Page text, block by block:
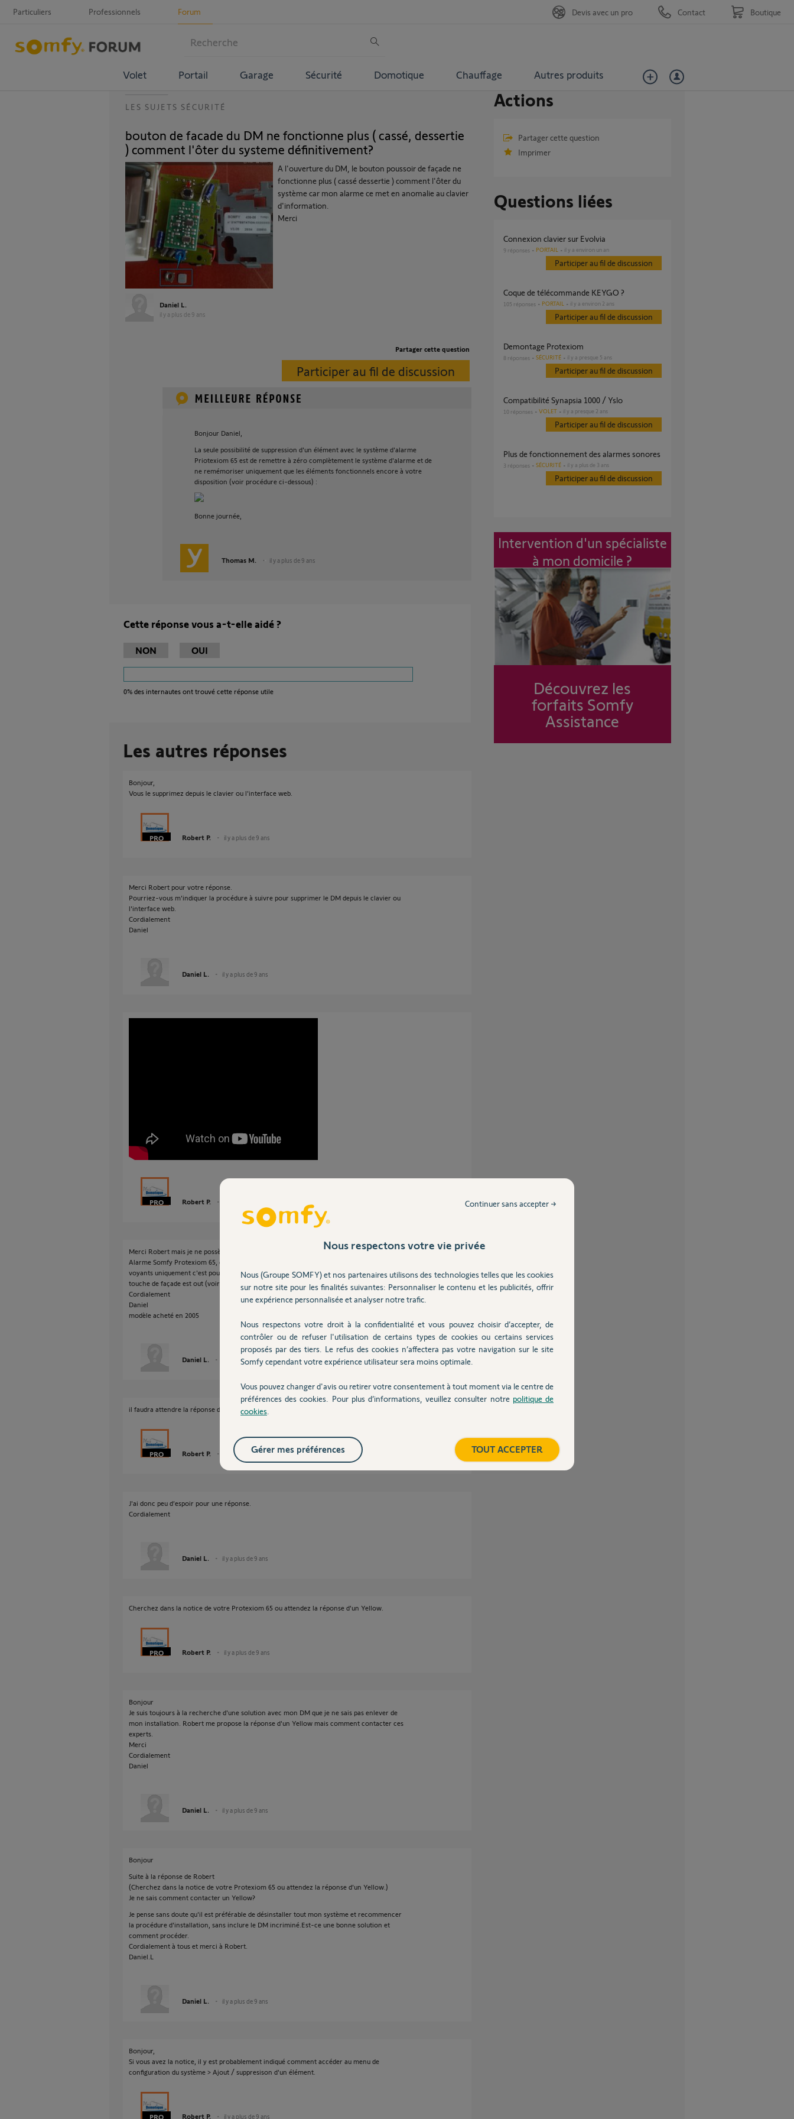
Particuliers Professionnels Forum
Volet Portail Garage Sécurité Domotique Chauffage Autres produits
Devis avec un pro Contact Boutique
LES SUJETS SÉCURITÉ
bouton de facade du DM ne fonctionne plus ( cassé, dessertie
) comment l'ôter du systeme définitivement?
A l'ouverture du DM, le bouton poussoir de façade ne
fonctionne plus ( cassé dessertie ) comment l'ôter du
système car mon alarme ce met en anomalie au clavier
d'information.
Merci
Daniel L.
il y a plus de 9 ans
Partager cette question
Participer au fil de discussion
Bonjour Daniel,
La seule possibilité de suppression d'un élément avec le système d'alarme
Priotexiom 65 est de remettre à zéro complètement le système d'alarme et de
ne remémoriser uniquement que les éléments fonctionnels encore à votre
disposition (voir procédure ci-dessous) :
Bonne journée,
Thomas M. il y a plus de 9 ans
Cette réponse vous a-t-elle aidé ?
NON OUI
0% des internautes ont trouvé cette réponse utile
Les autres réponses
Bonjour,
Vous le supprimez depuis le clavier ou l'interface web.
Robert P. il y a plus de 9 ans
Merci Robert pour votre réponse.
Pourriez-vous m'indiquer la procédure à suivre pour supprimer le DM depuis le clavier ou
l'interface web.
Cordialement
Daniel
Daniel L. il y a plus de 9 ans
Robert P.
Merci Robert mais je ne possède pas l'alarme comme indiqué sur Youtube.
Alarme Somfy Protexiom 65, qui possède un clavier d'informations murale avec touches et
voyants uniquement c'est pourquoi je ne sais comment faire pour éliminer le DM car la
touche de façade est out (voir photo).
Cordialement
Daniel
modèle acheté en 2005
Daniel L. il y a plus de 9 ans
il faudra attendre la réponse d'un historien.
Robert P. il y a plus de 9 ans
J'ai donc peu d’espoir pour une réponse.
Cordialement
Daniel L. il y a plus de 9 ans
Cherchez dans la notice de votre Protexiom 65 ou attendez la réponse d'un Yellow.
Robert P. il y a plus de 9 ans
Bonjour
Je suis toujours à la recherche d'une solution avec mon DM que je ne sais pas enlever de
mon installation. Robert me propose la réponse d'un Yellow mais comment contacter ces
experts.
Merci
Cordialement
Daniel
Daniel L. il y a plus de 9 ans
Bonjour
Suite à la réponse de Robert
(Cherchez dans la notice de votre Protexiom 65 ou attendez la réponse d'un Yellow.)
Je ne sais comment contacter un Yellow?
Je pense sans doute qu'il est préférable de désinstaller tout mon système et recommencer
la procédure d'installation, sans inclure le DM incriminé.Est-ce une bonne solution et
comment procéder.
Cordialement à tous et merci à Robert.
Daniel.L
Daniel L. il y a plus de 9 ans
Bonjour,
Si vous avez la notice, il y est probablement indiqué comment accéder au menu de
configuration du système > Ajout / suppresison d'un élément.
Robert P. il y a plus de 9 ans
Actions
Partager cette question
Imprimer
Questions liées
Connexion clavier sur Evolvia
9 réponses PORTAIL il y a environ un an
Participer au fil de discussion
coque de télécommande KEYGO ?
105 réponses PORTAIL il y a environ 2 ans
Participer au fil de discussion
Demontage Protexiom
8 réponses SÉCURITÉ il y a presque 5 ans
Participer au fil de discussion
Compatibilité Synapsia 1000 / Yslo
10 réponses VOLET il y a presque 2 ans
Participer au fil de discussion
plus de fonctionnement des alarmes sonores
3 réponses SÉCURITÉ il y a plus de 3 ans
Participer au fil de discussion
Intervention d'un spécialiste
à mon domicile ?
Découvrez les
forfaits Somfy
Assistance
Nous respectons votre vie privée
Nous (Groupe SOMFY) et nos partenaires utilisons des technologies telles que les cookies
sur notre site pour les finalités suivantes: Personnaliser le contenu et les publicités, offrir
une expérience personnalisée et analyser notre trafic.
Nous respectons votre droit à la confidentialité et vous pouvez choisir d’accepter, de
contrôler ou de refuser l'utilisation de certains types de cookies ou certains services
proposés par des tiers. Le refus des cookies n’affectera pas votre navigation sur le site
Somfy cependant votre expérience utilisateur sera moins optimale.
Vous pouvez changer d'avis ou retirer votre consentement à tout moment via le centre de
préférences des cookies. Pour plus d’informations, veuillez consulter notre politique de
cookies
Continuer sans accepter →
TOUT ACCEPTER
Gérer mes préférences